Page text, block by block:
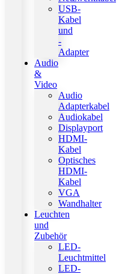
USB-
Kabel
und
-
Adapter
Audio
&
Video
Audio
Adapterkabel
Audiokabel
Displayport
HDMI-
Kabel
Optisches
HDMI-
Kabel
VGA
Wandhalter
Leuchten
und
Zubehör
LED-
Leuchtmittel
LED-